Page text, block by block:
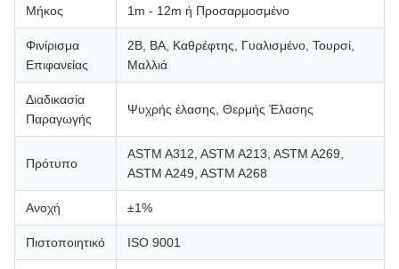
Μήκος 1m - 12m ή Προσαρμοσμένο
Φινίρισμα
Επιφανείας
2B, BA, Καθρέφτης, Γυαλισμένο, Τουρσί,
Μαλλιά
Διαδικασία
Παραγωγής
Ψυχρής έλασης, Θερμής Έλασης
Πρότυπο
ASTM A312, ASTM A213, ASTM A269,
ASTM A249, ASTM A268
Ανοχή ±1%
Πιστοποιητικό ISO 9001